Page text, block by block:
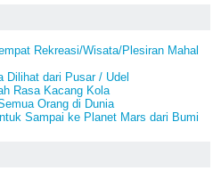
Rekreasi/Wisata/Plesiran Mahal
Dilihat dari Pusar / Udel
Rasa Kacang Kola
Orang di Dunia
Sampai ke Planet Mars dari Bumi